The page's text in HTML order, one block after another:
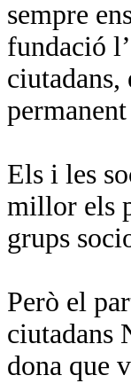
sempre
fundació
ciutadans,
Els i les
millor els
grups
Però el
ciutadans
dona que